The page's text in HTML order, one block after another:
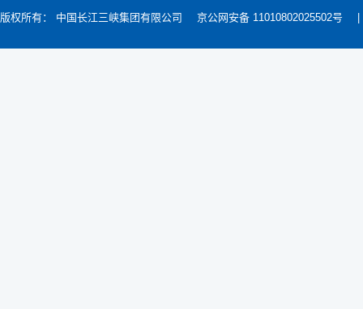
版权所有： 中国长江三峡集团有限公司 京公网安备 11010802025502号